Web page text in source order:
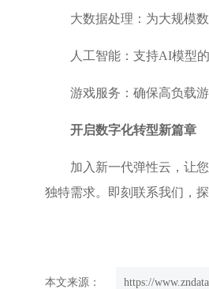
大数据处理：为大规模
人工智能：支持AI模型
游戏服务：确保高负载
开启数字化转型新篇章
加入新一代弹性云，让
独特需求。即刻联系我们，
本文来源： https://